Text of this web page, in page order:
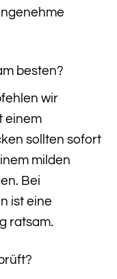
besten?
wir
einem
sollten sofort
milden
Bei
ist eine
ratsam.